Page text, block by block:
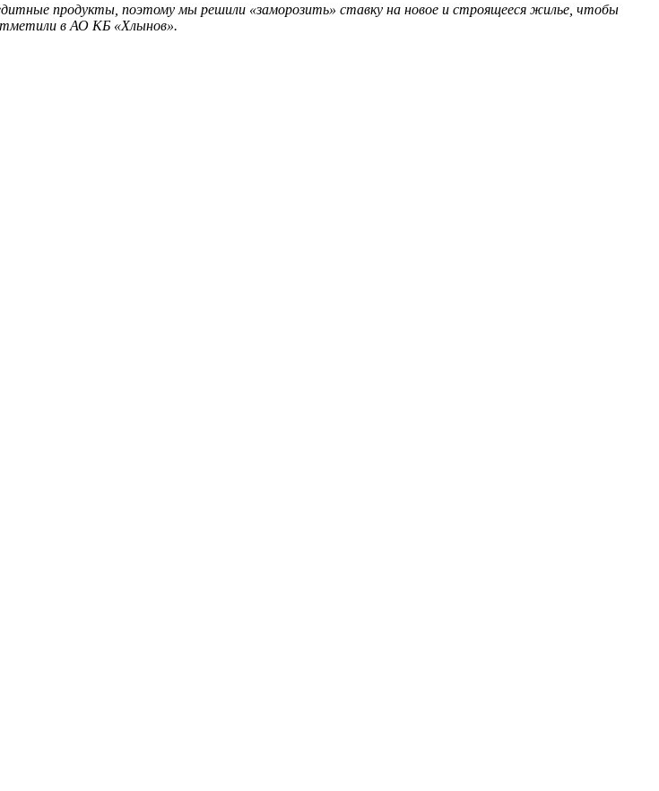
продукты, поэтому мы решили «заморозить» ставку на новое и строящееся жилье, чтобы
в АО КБ «Хлынов».